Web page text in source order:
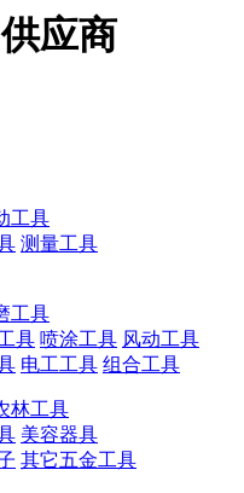
应商
工具
测量工具
工具
具 喷涂工具 风动工具
电工工具 组合工具
林工具
美容器具
其它五金工具